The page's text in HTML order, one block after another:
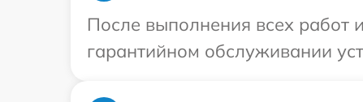
После выполнения всех работ
гарантийном обслуживании